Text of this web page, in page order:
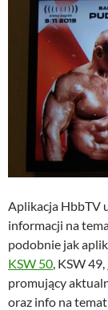
Aplikacja HbbTV
informacji na
podobnie jak
KSW 50 , KSW 49,
promujący
oraz info na